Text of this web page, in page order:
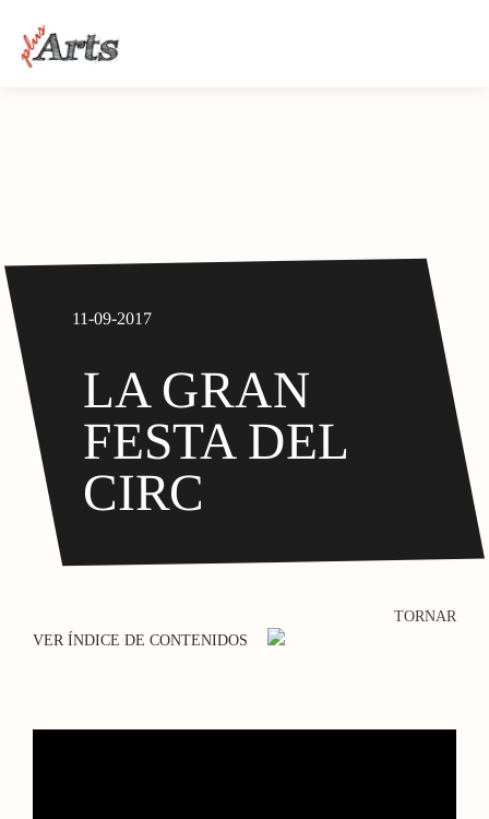
11-09-2017
LA GRAN
FESTA DEL
CIRC
TORNAR
VER ÍNDICE DE CONTENIDOS